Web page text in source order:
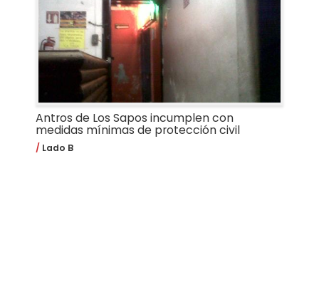
Antros de Los Sapos incumplen con
medidas mínimas de protección civil
Lado B